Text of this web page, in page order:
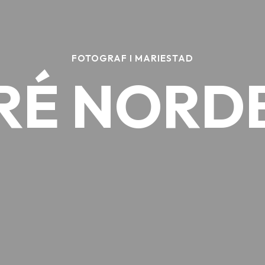
FOTOGRAF I MARIESTAD